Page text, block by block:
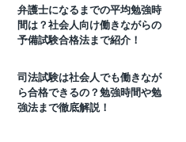
弁護士になるまでの平均勉強時
間は？社会人向け働きながらの
予備試験合格法まで紹介！
司法試験は社会人でも働きなが
ら合格できるの？勉強時間や勉
強法まで徹底解説！